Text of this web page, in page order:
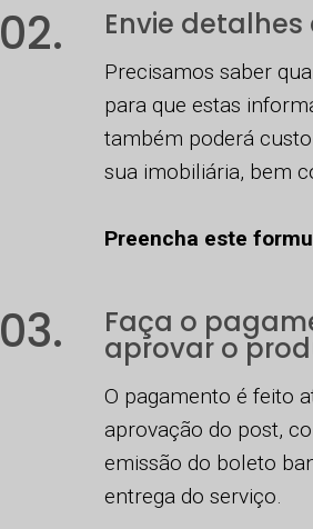
02. Envie
Precisamos saber
para que estas
também poderá
sua imobiliária, bem
Preencha este
03. Faça o
aprovar o
O pagamento é feito
aprovação do post,
emissão do boleto
entrega do serviço.